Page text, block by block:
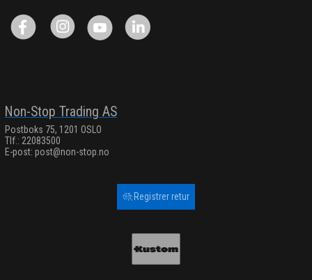
Non-Stop Trading AS
Postboks 75, 1201 OSLO
Tlf.: 22083500
E-post: post@non-stop.no
Registrer retur